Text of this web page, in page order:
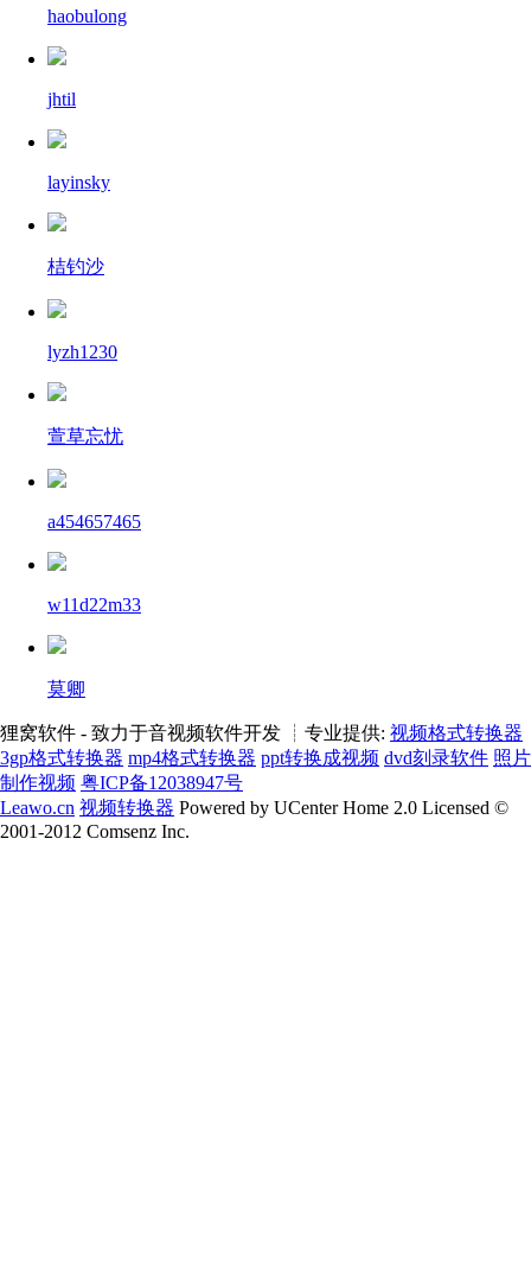
haobulong
jhtil
layinsky
桔钓沙
lyzh1230
萱草忘忧
a454657465
w11d22m33
莫卿
狸窝软件 - 致力于音视频软件开发 ┊专业提供: 视频格式转换器
3gp格式转换器 mp4格式转换器 ppt转换成视频 dvd刻录软件 照片
制作视频 粤ICP备12038947号
Leawo.cn 视频转换器 Powered by UCenter Home 2.0 Licensed ©
2001-2012 Comsenz Inc.